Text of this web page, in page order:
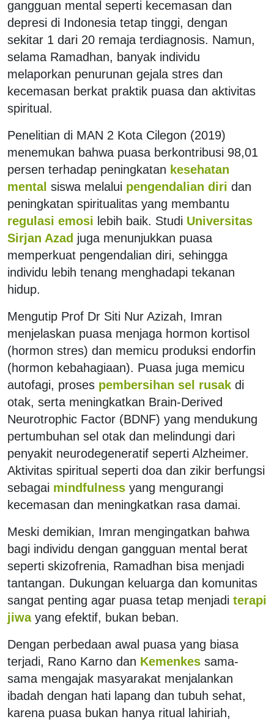
gangguan mental seperti kecemasan dan
depresi di Indonesia tetap tinggi, dengan
sekitar 1 dari 20 remaja terdiagnosis. Namun,
selama Ramadhan, banyak individu
melaporkan penurunan gejala stres dan
kecemasan berkat praktik puasa dan aktivitas
spiritual.
Penelitian di MAN 2 Kota Cilegon (2019)
menemukan bahwa puasa berkontribusi 98,01
persen terhadap peningkatan kesehatan
mental siswa melalui pengendalian diri dan
peningkatan spiritualitas yang membantu
regulasi emosi lebih baik. Studi Universitas
Sirjan Azad juga menunjukkan puasa
memperkuat pengendalian diri, sehingga
individu lebih tenang menghadapi tekanan
hidup.
Mengutip Prof Dr Siti Nur Azizah, Imran
menjelaskan puasa menjaga hormon kortisol
(hormon stres) dan memicu produksi endorfin
(hormon kebahagiaan). Puasa juga memicu
autofagi, proses pembersihan sel rusak di
otak, serta meningkatkan Brain-Derived
Neurotrophic Factor (BDNF) yang mendukung
pertumbuhan sel otak dan melindungi dari
penyakit neurodegeneratif seperti Alzheimer.
Aktivitas spiritual seperti doa dan zikir berfungsi
sebagai mindfulness yang mengurangi
kecemasan dan meningkatkan rasa damai.
Meski demikian, Imran mengingatkan bahwa
bagi individu dengan gangguan mental berat
seperti skizofrenia, Ramadhan bisa menjadi
tantangan. Dukungan keluarga dan komunitas
sangat penting agar puasa tetap menjadi terapi
jiwa yang efektif, bukan beban.
Dengan perbedaan awal puasa yang biasa
terjadi, Rano Karno dan Kemenkes sama-
sama mengajak masyarakat menjalankan
ibadah dengan hati lapang dan tubuh sehat,
karena puasa bukan hanya ritual lahiriah,